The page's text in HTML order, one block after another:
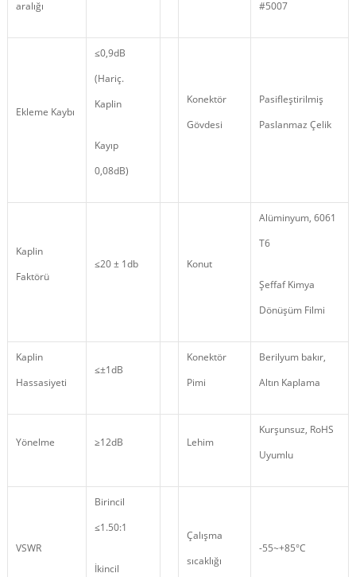
aralığı
#5007
Ekleme Kaybı
≤0,9dB
(Hariç.
Kaplin
Kayıp
0,08dB)
Konektör
Gövdesi
Pasifleştirilmiş
Paslanmaz Çelik
Kaplin
Faktörü
≤20 ± 1db Konut
Alüminyum, 6061
T6
Şeffaf Kimya
Dönüşüm Filmi
Kaplin
Hassasiyeti
≤±1dB
Konektör
Pimi
Berilyum bakır,
Altın Kaplama
Yönelme ≥12dB Lehim
Kurşunsuz, RoHS
Uyumlu
VSWR
Birincil
≤1.50:1
İkincil
Çalışma
sıcaklığı
-55~+85°C